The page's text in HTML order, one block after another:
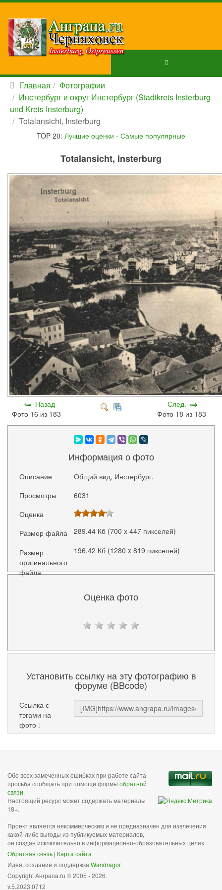
Главная
Фотографии
Инстербург и округ Инстербург (Stadtkreis Insterburg
und Kreis Insterburg)
Totalansicht, Insterburg
TOP 20: Лучшие оценки - Самые популярные
Totalansicht, Insterburg
Назад
Фото 16 из 183
След.
Фото 18 из 183
Информация о фото
Описание
Общий вид, Инстербург.
Просмотры
6031
Оценка
Размер файла
289.44 Кб (700 x 447 пикселей)
Размер
оригинального
файла
196.42 Кб (1280 x 819 пикселей)
Оценка фото
Установить ссылку на эту фотографию в
форуме (BBcode)
Ссылка с
тэгами на
фото :
Обо всех замеченных ошибках при работе сайта
просьба сообщать при помощи формы обратной
связи.
Настоящий ресурс может содержать материалы
18+.
Проект является некоммерческим и не предназначен для извлечения
какой-либо выгоды из публикуемых материалов,
он создан исключительно в информационно-образовательных целях.
Обратная связь | Карта сайта
Идея, создание и поддержка Wandragor.
Copyright Анграпа.ru © 2005 - 2026.
v.5.2023.0712